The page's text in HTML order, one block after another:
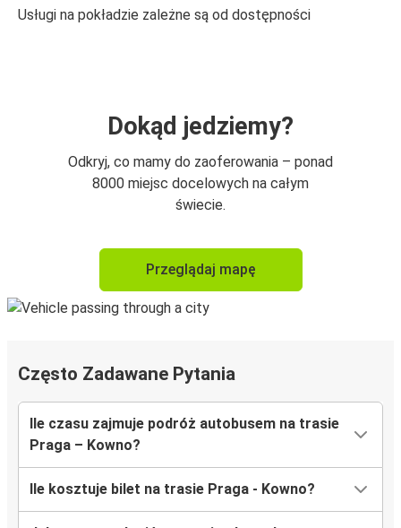
Usługi na pokładzie zależne są od dostępności
Dokąd jedziemy?
Odkryj, co mamy do zaoferowania – ponad
8000 miejsc docelowych na całym
świecie.
Przeglądaj mapę
Często Zadawane Pytania
Ile czasu zajmuje podróż autobusem na trasie
Praga – Kowno?
Ile kosztuje bilet na trasie Praga - Kowno?